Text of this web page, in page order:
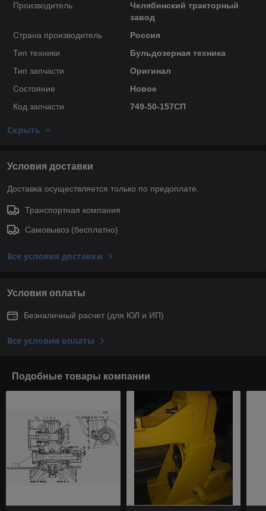
Производитель
Челябинский тракторный
завод
Страна производитель
Россия
Тип техники
Бульдозерная техника
Тип запчасти
Оригинал
Состояние
Новое
Код запчасти
749-50-157СП
Скрыть
Условия доставки
Доставка осуществляется только по предоплате.
Транспортная компания
Самовывоз (бесплатно)
Все условия доставки
Условия оплаты
Безналичный расчет (для ЮЛ и ИП)
Все условия оплаты
Подобные товары компании